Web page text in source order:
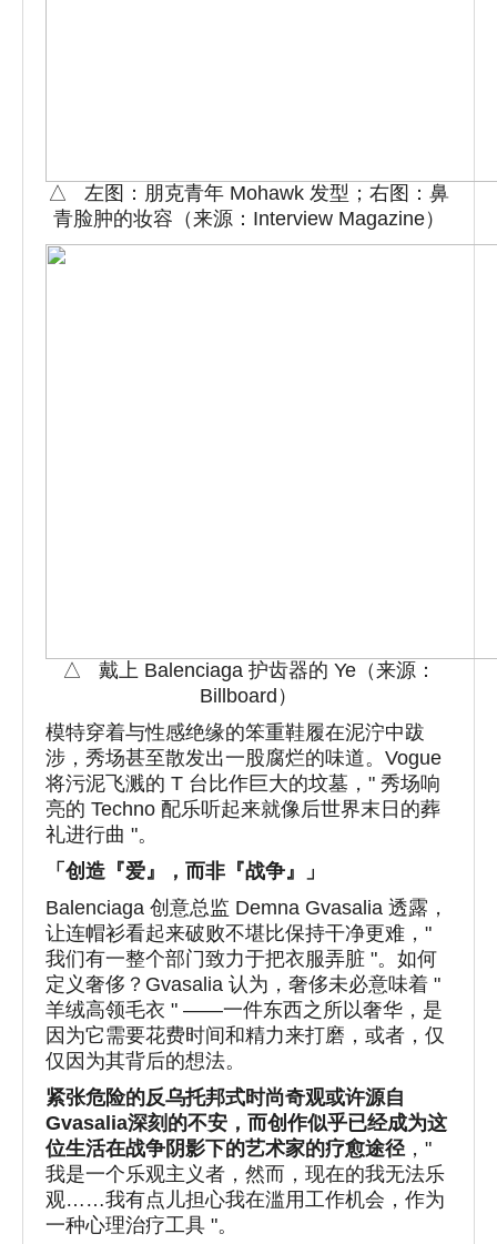
△ 左图：朋克青年 Mohawk 发型；右图：鼻
青脸肿的妆容（来源：Interview Magazine）
△ 戴上 Balenciaga 护齿器的 Ye（来源：
Billboard）
模特穿着与性感绝缘的笨重鞋履在泥泞中跋
涉，秀场甚至散发出一股腐烂的味道。Vogue
将污泥飞溅的 T 台比作巨大的坟墓，" 秀场响
亮的 Techno 配乐听起来就像后世界末日的葬
礼进行曲 "。
「创造『爱』，而非『战争』」
Balenciaga 创意总监 Demna Gvasalia 透露，
让连帽衫看起来破败不堪比保持干净更难，"
我们有一整个部门致力于把衣服弄脏 "。如何
定义奢侈？Gvasalia 认为，奢侈未必意味着 "
羊绒高领毛衣 " ——一件东西之所以奢华，是
因为它需要花费时间和精力来打磨，或者，仅
仅因为其背后的想法。
紧张危险的反乌托邦式时尚奇观或许源自
Gvasalia深刻的不安，而创作似乎已经成为这
位生活在战争阴影下的艺术家的疗愈途径，"
我是一个乐观主义者，然而，现在的我无法乐
观……我有点儿担心我在滥用工作机会，作为
一种心理治疗工具 "。